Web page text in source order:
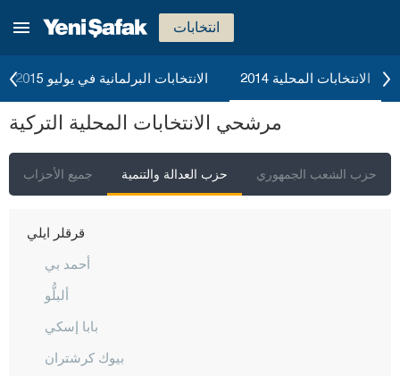
انتخابات
الانتخابات البرلمانية في يوليو 2015 الانتخابات المحلية 2014
مرشحي الانتخابات المحلية التركية
جميع الأحزاب حزب العدالة والتنمية حزب الشعب الجمهوري
كرامان
كاستاموني
قيصري
كيركالي
قرقلر ايلي
أحمد بي
ألبلُّو
بابا إسكي
بيوك كرشتران